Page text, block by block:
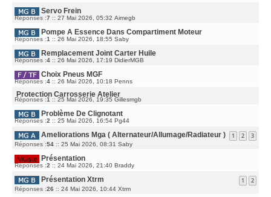
S
G
E
E
M
E
S
A
G
E
Servo Frein
Réponses :7 :: 27 Mai 2026, 05:32 D
E
N
I
E
M
E
S
E
Aimegb
Pompe A Essence Dans Compartiment Moteur
Réponses :1 :: 26 Mai 2026, 18:55 D
E
N
I
E
S
A
G
E
Saby
Remplacement Joint Carter Huile
Réponses :4 :: 26 Mai 2026, 17:19 D
E
I
E
M
E
S
A
G
E
DidierMGB
Choix Pneus MGF
Réponses :4 :: 26 Mai 2026, 10:18 D
E
N
I
M
E
S
A
G
E
Penns
Protection Carrosserie Atelier
Réponses :1 :: 25 Mai 2026, 19:35 D
E
N
I
E
M
E
S
S
Gillesmgb
Problème De Clignotant
Réponses :2 :: 25 Mai 2026, 16:54 D
E
N
E
S
S
Pg44
Ameliorations Mga ( Alternateur/allumage/radiateur ) 1 2 3
Réponses :54 :: 25 Mai 2026, 08:31 D
E
I
E
S
S
Saby
Présentation
Réponses :2 :: 24 Mai 2026, 21:40 D
E
E
Braddy
Présentation Xtrm 1 2
Réponses :26 :: 24 Mai 2026, 10:44 D
E
Xtrm